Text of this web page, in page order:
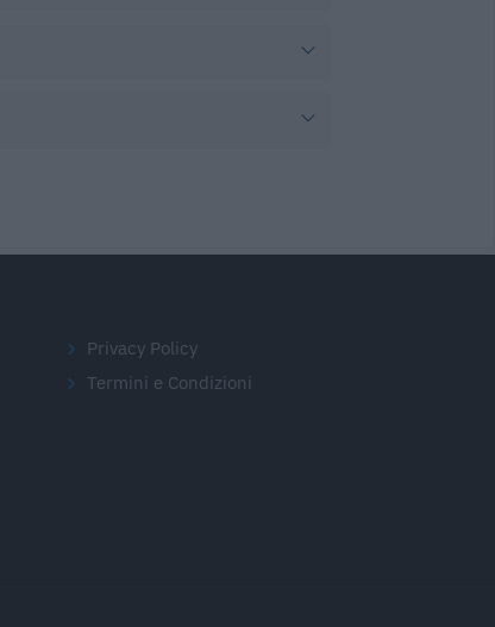
Privacy Policy
Termini e Condizioni